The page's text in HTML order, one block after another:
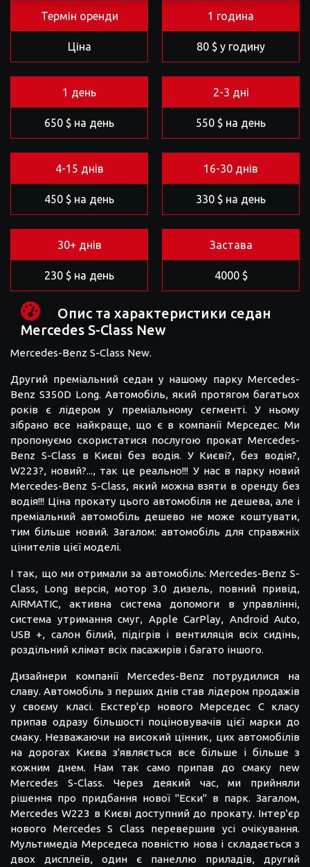
Термін оренди
Ціна
1 година
80 $ у годину
1 день
650 $ на день
2-3 дні
550 $ на день
4-15 днів
450 $ на день
16-30 днів
330 $ на день
30+ днів
230 $ на день
Застава
4000 $
Опис та характеристики седан
Mercedes S-Class New
Mercedes-Benz S-Class New.
Другий преміальний седан у нашому парку Mercedes-
Benz S350D Long. Автомобіль, який протягом багатьох
років є лідером у преміальному сегменті. У ньому
зібрано все найкраще, що є в компанії Мерседес. Ми
пропонуємо скористатися послугою прокат Mercedes-
Benz S-Class в Києві без водія. У Києві?, без водія?,
W223?, новий?..., так це реально!!! У нас в парку новий
Mercedes-Benz S-Class, який можна взяти в оренду без
водія!!! Ціна прокату цього автомобіля не дешева, але і
преміальний автомобіль дешево не може коштувати,
тим більше новий. Загалом: автомобіль для справжніх
цінителів цієї моделі.
І так, що ми отримали за автомобіль: Mercedes-Benz S-
Class, Long версія, мотор 3.0 дизель, повний привід,
AIRMATIC, активна система допомоги в управлінні,
система утримання смуг, Apple CarPlay, Android Auto,
USB +, салон білий, підігрів і вентиляція всіх сидінь,
роздільний клімат всіх пасажирів і багато іншого.
Дизайнери компанії Mercedes-Benz потрудилися на
славу. Автомобіль з перших днів став лідером продажів
у своєму класі. Екстер'єр нового Мерседес С класу
припав одразу більшості поціновувачів цієї марки до
смаку. Незважаючи на високий цінник, цих автомобілів
на дорогах Києва з'являється все більше і більше з
кожним днем. Нам так само припав до смаку new
Mercedes S-Class. Через деякий час, ми прийняли
рішення про придбання нової "Ески" в парк. Загалом,
Mercedes W223 в Києві доступний до прокату. Інтер'єр
нового Mercedes S Class перевершив усі очікування.
Мультимедіа Мерседеса повністю нова і складається з
двох дисплеїв, один є панеллю приладів, другий